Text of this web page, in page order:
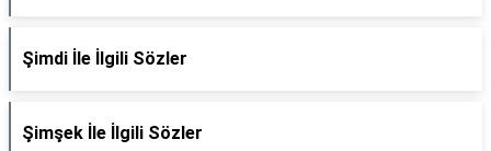
Şimdi İle İlgili Sözler
Şimşek İle İlgili Sözler